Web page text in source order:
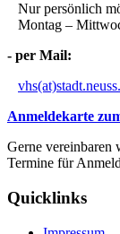
Nur persönlich
Montag –
- per Mail:
Anmeldekarte
Gerne vereinbaren
Termine für
Quicklinks